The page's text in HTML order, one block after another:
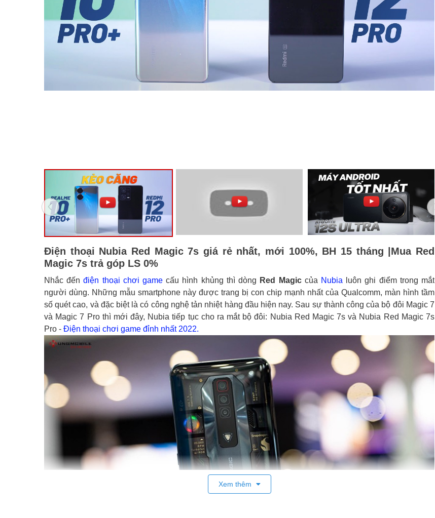
Điện thoại Nubia Red Magic 7s giá rẻ nhất, mới 100%, BH 15 tháng |Mua Red
Magic 7s trả góp LS 0%
Nhắc đếnđiện thoại chơi game cấu hình khủng thì dòng Red Magiccủa Nubia luôn ghi điểm trong mắt
người dùng. Những mẫu smartphone này được trang bị con chip mạnh nhất của Qualcomm, màn hình tầm
số quét cao, và đặc biệt là có công nghệ tản nhiệt hàng đầu hiện nay. Sau sự thành công của bộ đôi Magic 7
và Magic 7 Pro thì mới đây, Nubia tiếp tục cho ra mắt bộ đôi: Nubia Red Magic 7s và Nubia Red Magic 7s
Pro - Điện thoại chơi game đỉnh nhất 2022.
Xem thêm